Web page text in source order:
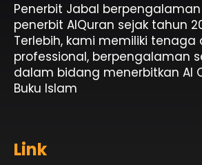
Penerbit Jabal
penerbit AlQuran sejak tahun
Terlebih, kami memiliki tenaga
professional, berpengalaman
dalam bidang menerbitkan Al
Buku Islam
Link